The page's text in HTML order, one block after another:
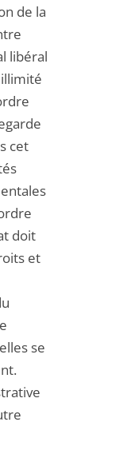
de la
libéral
cet
doit
et
se